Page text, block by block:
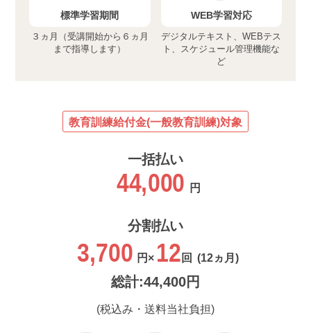
標準学習期間
３ヵ月（受講開始から６ヵ月
まで指導します）
WEB学習対応
デジタルテキスト、WEBテス
ト、スケジュール管理機能な
ど
教育訓練給付金(一般教育訓練)対象
一括払い
44,000 円
分割払い
3,700 円× 12 回 (12ヵ月)
総計:44,400円
(税込み・送料当社負担)